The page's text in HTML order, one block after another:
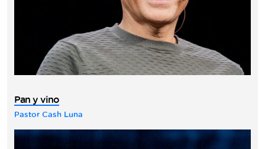
Pan y vino
Pastor Cash Luna